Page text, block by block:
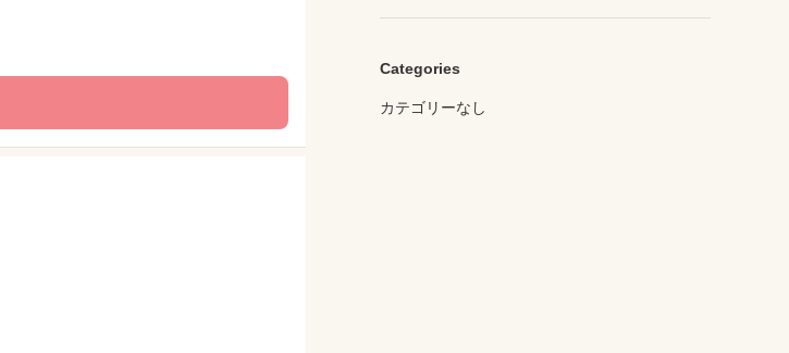
Categories
カテゴリーなし